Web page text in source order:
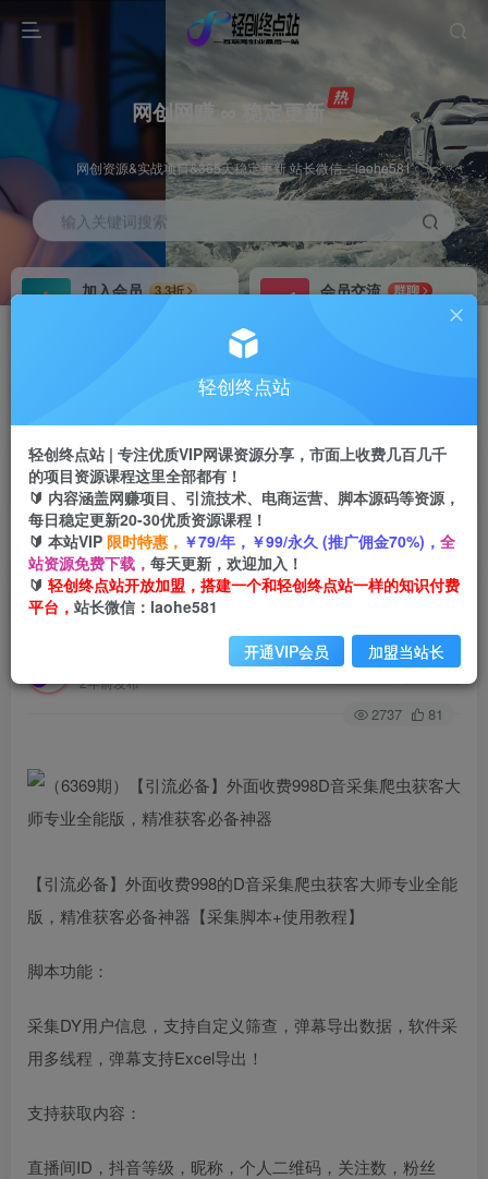
网创网赚 ∞ 稳定更新
网创资源&实战项目&365天稳定更新 站长微信：laohe581
输入关键词搜索
加入会员
3.3折
会员交流
群聊
首页 创业课程 会员专属 正文
（6369期）【引流必备】外面收费998D音采集爬
虫获客大师专业全能版，精准获客必备神器
2年前发布
关注 私信
2737 81
【引流必备】外面收费998的D音采集爬虫获客大师专业全能
版，精准获客必备神器【采集脚本+使用教程】
脚本功能：
采集DY用户信息，支持自定义筛查，弹幕导出数据，软件采
用多线程，弹幕支持Excel导出！
支持获取内容：
直播间ID，抖音等级，昵称，个人二维码，关注数，粉丝
轻创终点站
轻创终点站 | 专注优质VIP网课资源分享，市面上收费几百几千
的项目资源课程这里全部都有！
🔰 内容涵盖网赚项目、引流技术、电商运营、脚本源码等资源，
每日稳定更新20-30优质资源课程！
🔰 本站VIP 限时特惠， ￥79/年，￥99/永久 (推广佣金70%)， 全
站资源免费下载， 每天更新，欢迎加入！
🔰 轻创终点站开放加盟，搭建一个和轻创终点站一样的知识付费
平台， 站长微信：laohe581
开通VIP会员 加盟当站长